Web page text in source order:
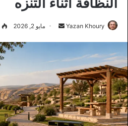
Yazan Khoury
أرسل مايو 2, 2026